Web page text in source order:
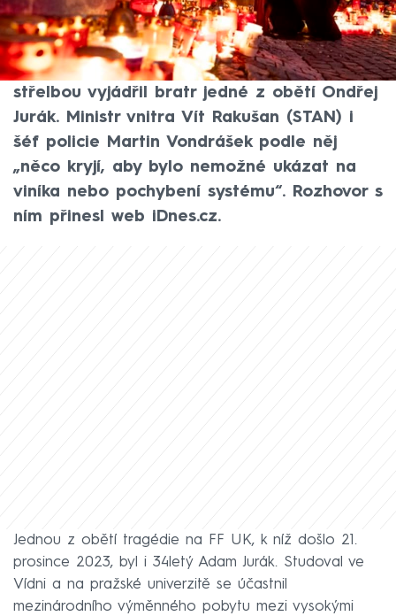
Někdo musel pochybit. Tak se k postupu
policie na Filozofické fakultě Univerzity
Karlovy (FF UK) v hodinách před tragickou
střelbou vyjádřil bratr jedné z obětí Ondřej
Jurák. Ministr vnitra Vít Rakušan (STAN) i
šéf policie Martin Vondrášek podle něj
„něco kryjí, aby bylo nemožné ukázat na
viníka nebo pochybení systému“. Rozhovor s
ním přinesl web iDnes.cz.
Jednou z obětí tragédie na FF UK, k níž došlo 21.
prosince 2023, byl i 34letý Adam Jurák. Studoval ve
Vídni a na pražské univerzitě se účastnil
mezinárodního výměnného pobytu mezi vysokými